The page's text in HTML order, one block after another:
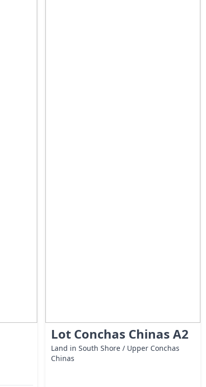
Lot Conchas Chinas A2
Land in South Shore / Upper Conchas
Chinas